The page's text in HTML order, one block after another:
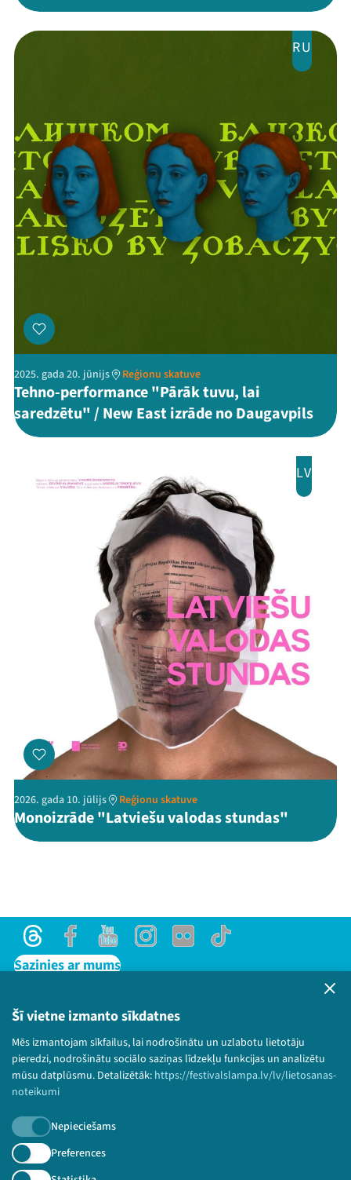
Šī vietne izmanto sīkdatnes
Mēs izmantojam sīkfailus, lai nodrošinātu un uzlabotu lietotāju
pieredzi, nodrošinātu sociālo saziņas līdzekļu funkcijas un analizētu
mūsu datplūsmu. Detalizētāk: https://festivalslampa.lv/lv/lietosanas-
noteikumi
Nepieciešams
Preferences
RU
2025. gada 20. jūnijs Reģionu skatuve
Tehno-performance "Pārāk tuvu, lai
saredzētu" / New East izrāde no Daugavpils
LV
2026. gada 10. jūlijs Reģionu skatuve
Monoizrāde "Latviešu valodas stundas"
ThreadsFacebookYoutubeInstagram
Flick TikTok
Sazinies ar mums
Lietošanas noteikumi un sīkdatņu politika
Bērnu aizsardzības politika
© 2026 Sarunu festivāls LAMPA Visas tiesības
paturētas.
Piesakies jaunumiem!